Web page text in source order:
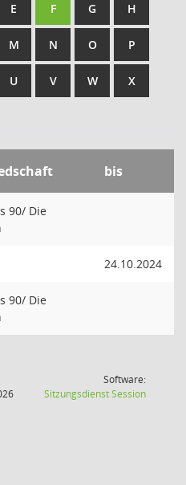
E F G H
M N O P
U V W X
bis
90/ Die
24.10.2024
90/ Die
Software:
SitzungsdienstSession(Wird in